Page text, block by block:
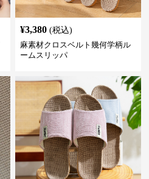
¥3,380 (税込)
麻素材クロスベルト幾何学柄ル
ームスリッパ